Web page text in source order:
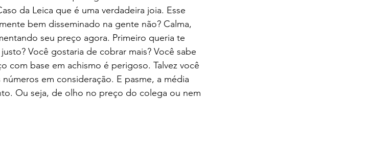
da Leica que é uma verdadeira joia. Esse
bem disseminado na gente não? Calma,
seu preço agora. Primeiro queria te
Você gostaria de cobrar mais? Você sabe
com base em achismo é perigoso. Talvez você
em consideração. E pasme, a média
Ou seja, de olho no preço do colega ou nem